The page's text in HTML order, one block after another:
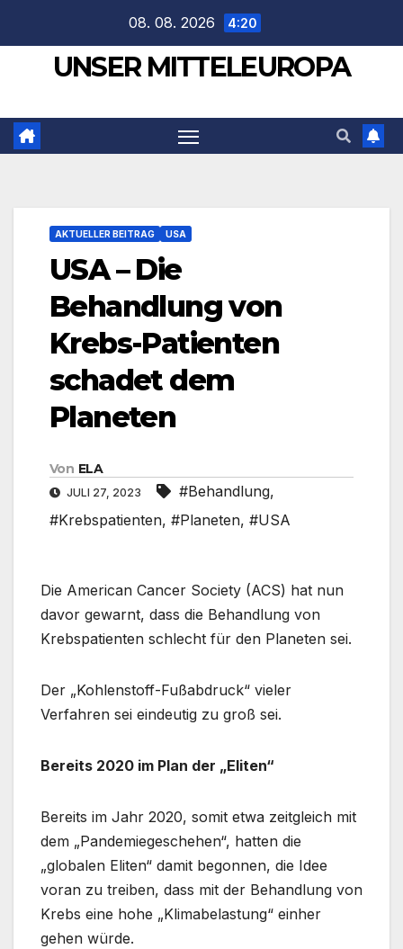
springen
08. 08. 2026 4:20
UNSER MITTELEUROPA
AKTUELLER BEITRAG USA
USA – Die
Behandlung von
Krebs-Patienten
schadet dem
Planeten
Von ELA
JULI 27, 2023 #Behandlung,
#Krebspatienten, #Planeten, #USA
Die American Cancer Society (ACS) hat nun
davor gewarnt, dass die Behandlung von
Krebspatienten schlecht für den Planeten sei.
Der „Kohlenstoff-Fußabdruck“ vieler
Verfahren sei eindeutig zu groß sei.
Bereits 2020 im Plan der „Eliten“
Bereits im Jahr 2020, somit etwa zeitgleich mit
dem „Pandemiegeschehen“, hatten die
„globalen Eliten“ damit begonnen, die Idee
voran zu treiben, dass mit der Behandlung von
Krebs eine hohe „Klimabelastung“ einher
gehen würde.